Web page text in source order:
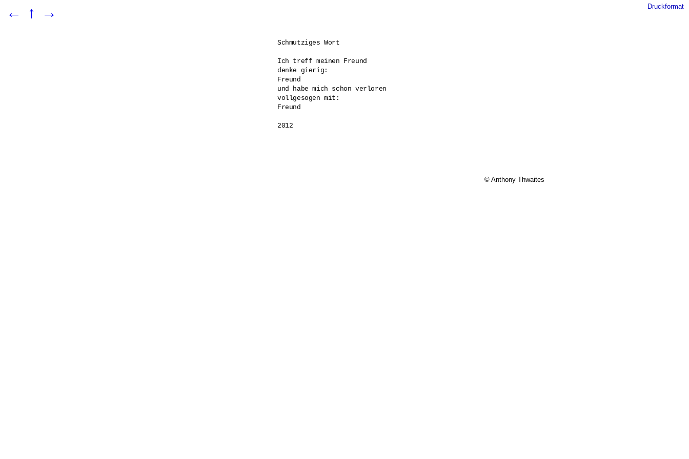
← ↑ → Druckformat
Schmutziges Wort
Ich treff meinen Freund
denke gierig:
Freund
und habe mich schon verloren
vollgesogen mit:
Freund
2012
© Anthony Thwaites